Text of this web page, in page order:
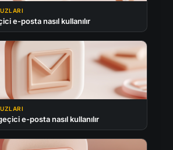
e-posta nasıl kullanılır
e-posta nasıl kullanılır